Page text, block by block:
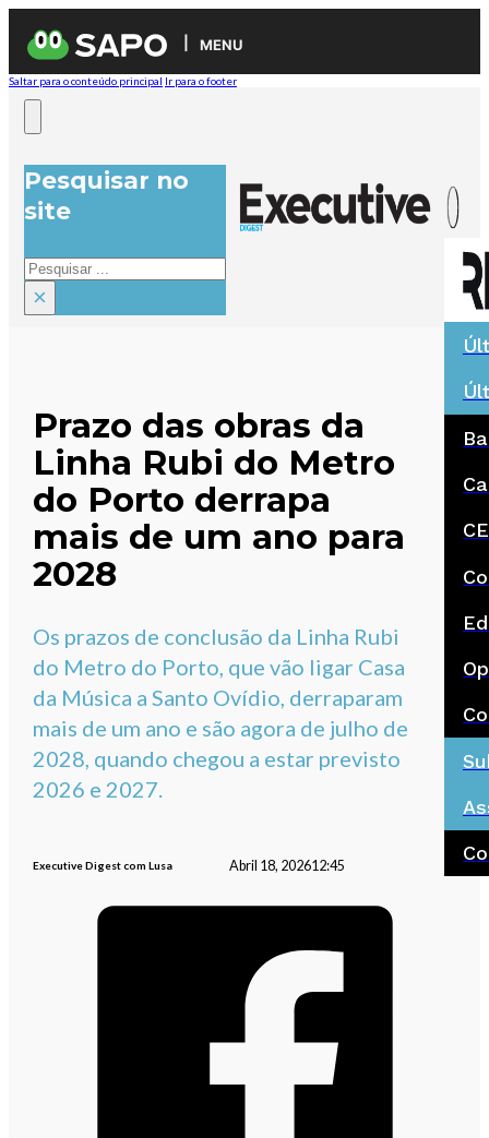
MENU
Saltar para o conteúdo principal Ir para o footer
Pesquisar no
site
Pesquisar
×
Prazo das obras da
Linha Rubi do Metro
do Porto derrapa
mais de um ano para
2028
Os prazos de conclusão da Linha Rubi
do Metro do Porto, que vão ligar Casa
da Música a Santo Ovídio, derraparam
mais de um ano e são agora de julho de
2028, quando chegou a estar previsto
2026 e 2027.
Executive Digest com Lusa Abril 18, 202612:45